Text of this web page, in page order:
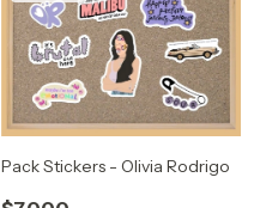
Pack Stickers - Olivia Rodrigo